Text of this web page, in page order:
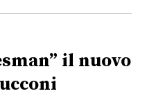
il nuovo